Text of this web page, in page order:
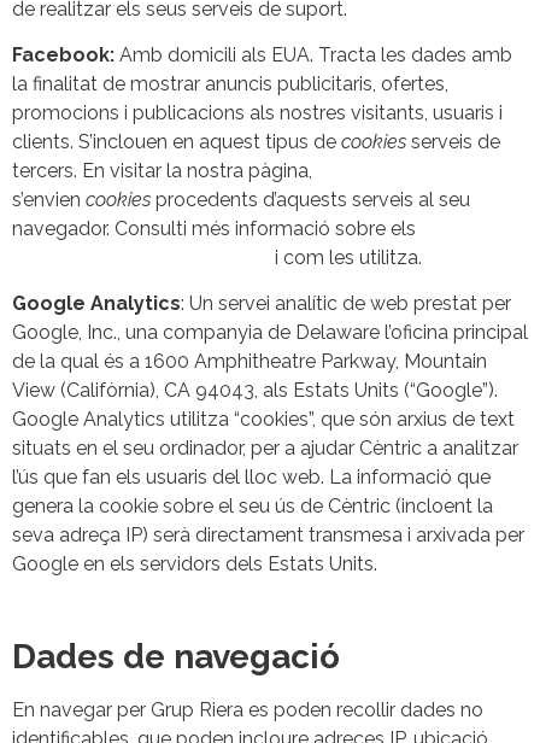
de realitzar els seus serveis de suport.
Facebook: Amb domicili als EUA. Tracta les dades amb
la finalitat de mostrar anuncis publicitaris, ofertes,
promocions i publicacions als nostres visitants, usuaris i
clients. S’inclouen en aquest tipus de cookies serveis de
tercers. En visitar la nostra pàgina,
s’envien cookies procedents d’aquests serveis al seu
navegador. Consulti més informació sobre els
i com les utilitza.
Google Analytics: Un servei analític de web prestat per
Google, Inc., una companyia de Delaware l’oficina principal
de la qual és a 1600 Amphitheatre Parkway, Mountain
View (Califòrnia), CA 94043, als Estats Units (“Google”).
Google Analytics utilitza “cookies”, que són arxius de text
situats en el seu ordinador, per a ajudar Cèntric a analitzar
l’ús que fan els usuaris del lloc web. La informació que
genera la cookie sobre el seu ús de Cèntric (incloent la
seva adreça IP) serà directament transmesa i arxivada per
Google en els servidors dels Estats Units.
Dades de navegació
En navegar per Grup Riera es poden recollir dades no